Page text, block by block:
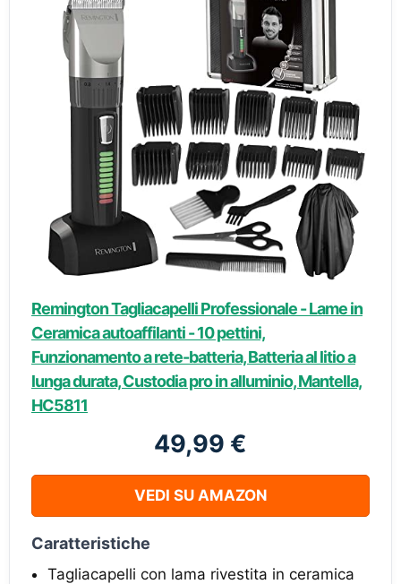
Remington Tagliacapelli Professionale - Lame in
Ceramica autoaffilanti - 10 pettini,
Funzionamento a rete-batteria, Batteria al litio a
lunga durata, Custodia pro in alluminio, Mantella,
HC5811
49,99 €
VEDI SU AMAZON
Caratteristiche
Tagliacapelli con lama rivestita in ceramica